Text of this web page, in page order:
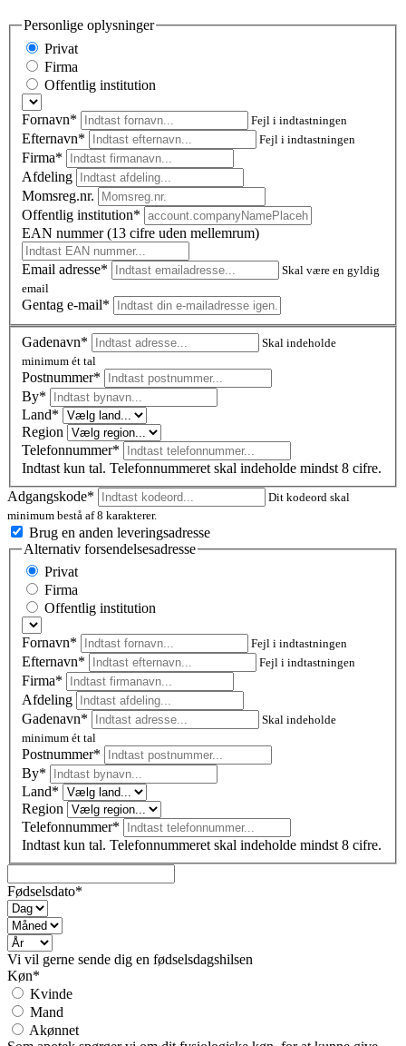
Personlige oplysninger
Privat
Firma
Offentlig institution
Fornavn* Fejl i indtastningen
Efternavn* Fejl i indtastningen
Firma*
Afdeling
Momsreg.nr.
Offentlig institution*
EAN nummer (13 cifre uden mellemrum)
Email adresse*
Skal være en gyldig
email
Gentag e-mail*
Gadenavn*
Skal indeholde
minimum ét tal
Postnummer*
By*
Land*
Region
Telefonnummer*
Indtast kun tal. Telefonnummeret skal indeholde mindst 8 cifre.
Adgangskode*
Dit kodeord skal
minimum bestå af 8 karakterer.
Brug en anden leveringsadresse
Alternativ forsendelsesadresse
Privat
Firma
Offentlig institution
Fornavn* Fejl i indtastningen
Efternavn* Fejl i indtastningen
Firma*
Afdeling
Gadenavn*
Skal indeholde
minimum ét tal
Postnummer*
By*
Land*
Region
Telefonnummer*
Indtast kun tal. Telefonnummeret skal indeholde mindst 8 cifre.
Fødselsdato*
Vi vil gerne sende dig en fødselsdagshilsen
Køn*
Kvinde
Mand
Akønnet